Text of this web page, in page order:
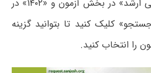
سپس با انتخاب «کارشناسی ارشد» در بخش آزمون و «۱۴۰۲» در
کلیک کنید تا بتوانید گزینه
را انتخاب کنید.